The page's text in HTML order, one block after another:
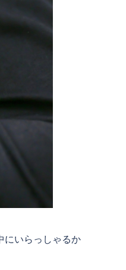
にいらっしゃるか